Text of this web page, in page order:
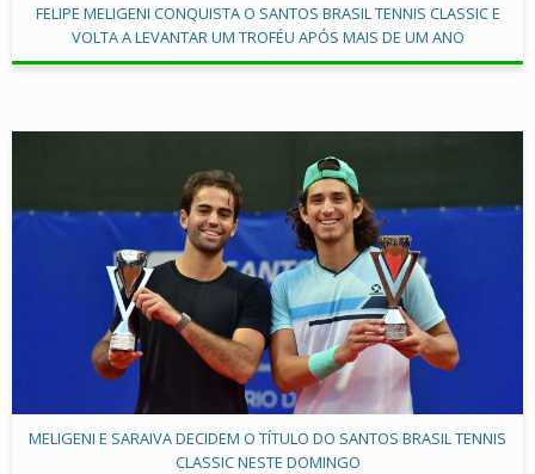
FELIPE MELIGENI CONQUISTA O SANTOS BRASIL TENNIS CLASSIC E
VOLTA A LEVANTAR UM TROFÉU APÓS MAIS DE UM ANO
MELIGENI E SARAIVA DECIDEM O TÍTULO DO SANTOS BRASIL TENNIS
CLASSIC NESTE DOMINGO